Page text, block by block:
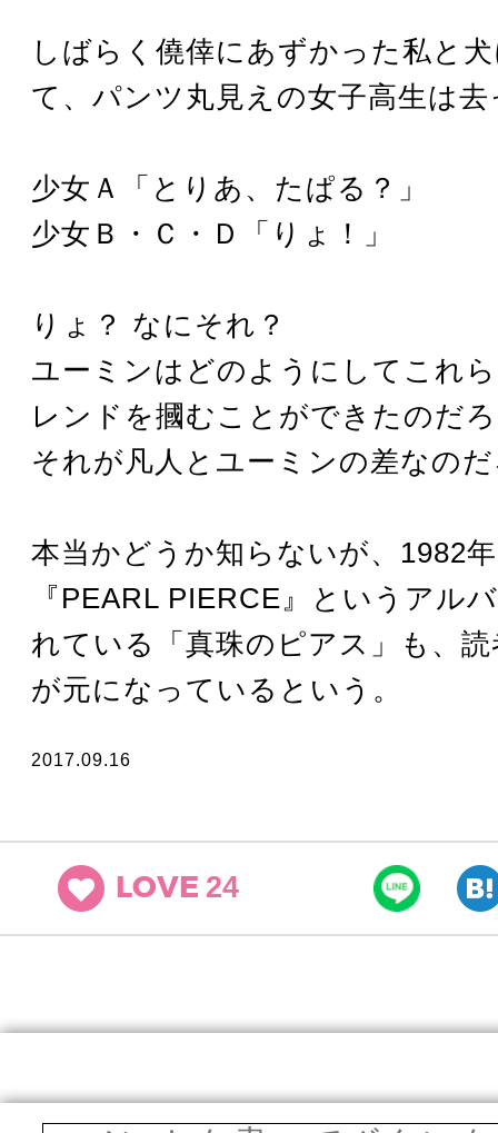
しばらく僥倖にあずかった私と
て、パンツ丸見えの女子高生は
少女Ａ「とりあ、たぱる？」
少女Ｂ・Ｃ・Ｄ「りょ！」
りょ？ なにそれ？
ユーミンはどのようにしてこれ
レンドを摑むことができたのだ
それが凡人とユーミンの差なの
本当かどうか知らないが、1982
『PEARL PIERCE』というアル
れている「真珠のピアス」も、
が元になっているという。
2017.09.16
LOVE 24